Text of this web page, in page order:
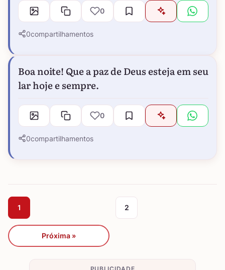
0
0compartilhamentos
Boa noite! Que a paz de Deus esteja em seu
lar hoje e sempre.
0
0compartilhamentos
1 2
Próxima »